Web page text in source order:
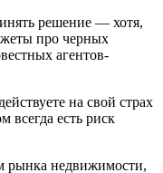
решение — хотя,
про черных
агентов-
на свой страх
всегда есть риск
рынка недвижимости,